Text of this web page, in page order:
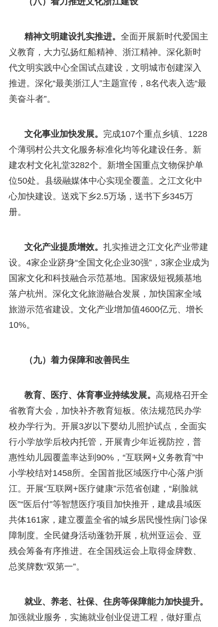
精神文明建设扎实推进。 全面开展新时代爱国主
义教育，大力弘扬红船精神、浙江精神。深化新时
代文明实践中心全国试点建设，文明城市创建深入
推进。深化“最美浙江人”主题宣传，8名代表入选“最
美奋斗者”。
文化事业加快发展。 完成107个重点乡镇、1228
个薄弱村公共文化服务标准化均等化建设任务。新
建农村文化礼堂3282个。新增全国重点文物保护单
位50处。县级融媒体中心实现全覆盖。之江文化中
心加快建设。送戏下乡2.5万场，送书下乡345万
册。
文化产业提质增效。 扎实推进之江文化产业带建
设。4家企业跻身“全国文化企业30强”，3家企业成为
国家文化和科技融合示范基地。国家级短视频基地
落户杭州。深化文化旅游融合发展，加快国家全域
旅游示范省建设。文化产业增加值4600亿元、增长
10%。
（九）着力保障和改善民生
教育、医疗、体育事业持续发展。 高规格召开全
省教育大会，加快补齐教育短板。依法规范民办学
校办学行为。开展3岁以下婴幼儿照护试点，全面实
行小学放学后校内托管，开展青少年近视防控，普
惠性幼儿园覆盖率达到90%，“互联网+义务教育”中
小学校结对1458所。全国首批区域医疗中心落户浙
江。开展“互联网+医疗健康”示范省创建，“刷脸就
医”“医后付”等智慧医疗项目加快推开，建成县域医
共体161家，建立覆盖全省的城乡居民慢性病门诊保
障制度。全民健身活动蓬勃开展，杭州亚运会、亚
残会筹备有序推进。在全国残运会上取得金牌数、
总奖牌数“双第一”。
就业、养老、社保、住房等保障能力加快提升。
加强就业服务，实施就业创业促进工程，做好重点